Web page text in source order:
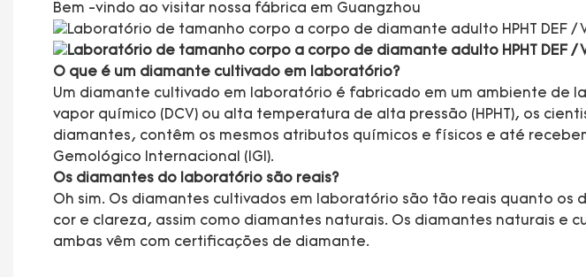
Bem -vindo ao visitar nossa fábrica em Guangzhou
O que é um diamante cultivado em laboratório?
Um diamante cultivado em laboratório é fabricado em um ambiente de
vapor químico (DCV) ou alta temperatura de alta pressão (HPHT), os
diamantes, contêm os mesmos atributos químicos e físicos e até
Gemológico Internacional (IGI).
Os diamantes do laboratório são reais?
Oh sim. Os diamantes cultivados em laboratório são tão reais quanto
cor e clareza, assim como diamantes naturais. Os diamantes naturais
ambas vêm com certificações de diamante.